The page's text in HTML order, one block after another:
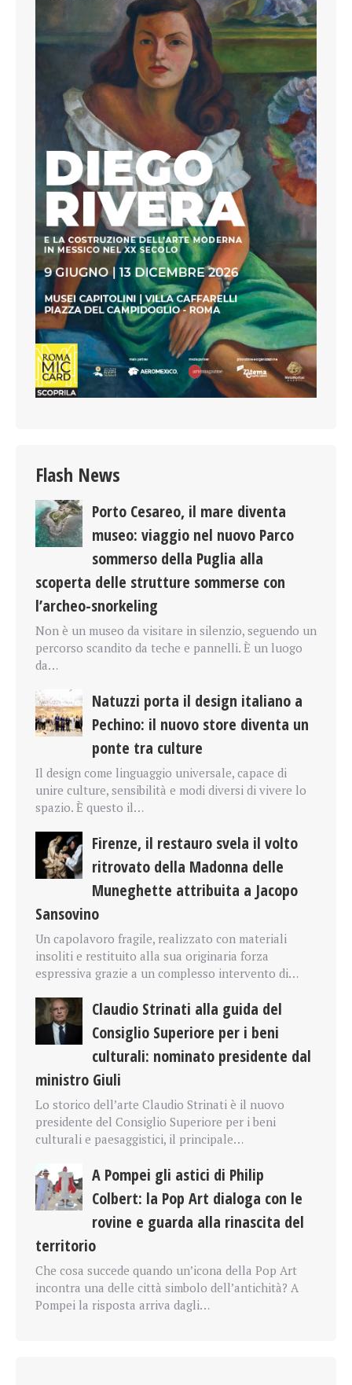
Flash News
Porto Cesareo, il mare diventa
museo: viaggio nel nuovo Parco
sommerso della Puglia alla
scoperta delle strutture sommerse con
l’archeo-snorkeling
Non è un museo da visitare in silenzio, seguendo un
percorso scandito da teche e pannelli. È un luogo
da…
Natuzzi porta il design italiano a
Pechino: il nuovo store diventa un
ponte tra culture
Il design come linguaggio universale, capace di
unire culture, sensibilità e modi diversi di vivere lo
spazio. È questo il…
Firenze, il restauro svela il volto
ritrovato della Madonna delle
Muneghette attribuita a Jacopo
Sansovino
Un capolavoro fragile, realizzato con materiali
insoliti e restituito alla sua originaria forza
espressiva grazie a un complesso intervento di…
Claudio Strinati alla guida del
Consiglio Superiore per i beni
culturali: nominato presidente dal
ministro Giuli
Lo storico dell’arte Claudio Strinati è il nuovo
presidente del Consiglio Superiore per i beni
culturali e paesaggistici, il principale…
A Pompei gli astici di Philip
Colbert: la Pop Art dialoga con le
rovine e guarda alla rinascita del
territorio
Che cosa succede quando un’icona della Pop Art
incontra una delle città simbolo dell’antichità? A
Pompei la risposta arriva dagli…